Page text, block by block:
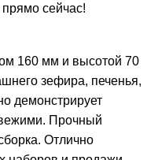
прямо сейчас!
160 мм и высотой 70
зефира, печенья,
демонстрирует
Прочный
Отлично